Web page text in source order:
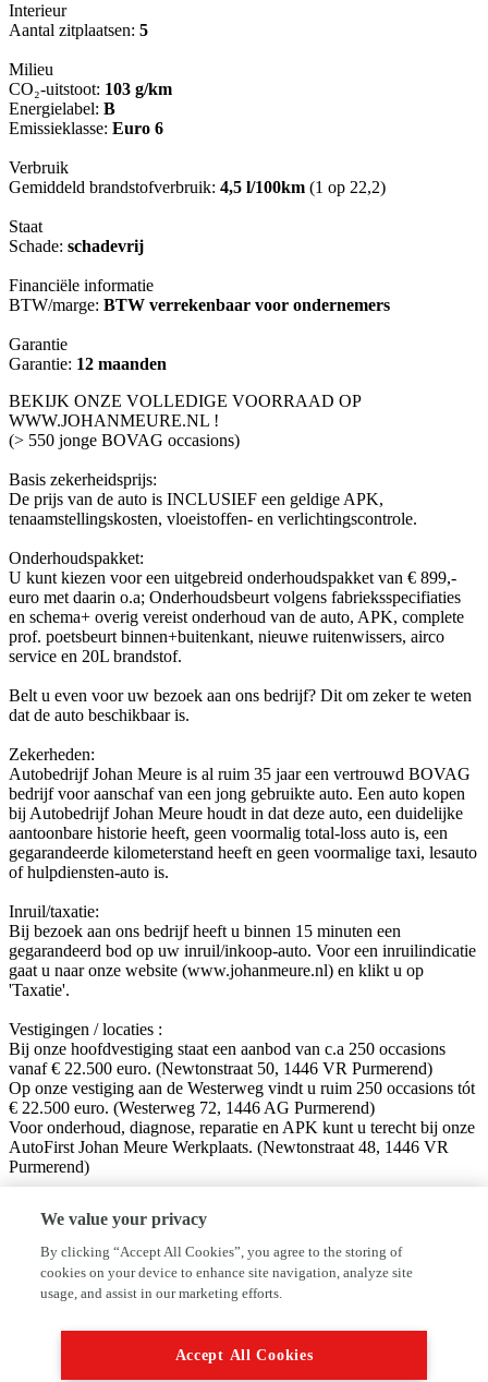
Interieur
Aantal zitplaatsen: 5
Milieu
CO₂-uitstoot: 103 g/km
Energielabel: B
Emissieklasse: Euro 6
Verbruik
Gemiddeld brandstofverbruik: 4,5 l/100km (1 op 22,2)
Staat
Schade: schadevrij
Financiële informatie
BTW/marge: BTW verrekenbaar voor ondernemers
Garantie
Garantie: 12 maanden
BEKIJK ONZE VOLLEDIGE VOORRAAD OP
WWW.JOHANMEURE.NL !
(> 550 jonge BOVAG occasions)
Basis zekerheidsprijs:
De prijs van de auto is INCLUSIEF een geldige APK,
tenaamstellingskosten, vloeistoffen- en verlichtingscontrole.
Onderhoudspakket:
U kunt kiezen voor een uitgebreid onderhoudspakket van € 899,-
euro met daarin o.a; Onderhoudsbeurt volgens fabrieksspecifiaties
en schema+ overig vereist onderhoud van de auto, APK, complete
prof. poetsbeurt binnen+buitenkant, nieuwe ruitenwissers, airco
service en 20L brandstof.
Belt u even voor uw bezoek aan ons bedrijf? Dit om zeker te weten
dat de auto beschikbaar is.
Zekerheden:
Autobedrijf Johan Meure is al ruim 35 jaar een vertrouwd BOVAG
bedrijf voor aanschaf van een jong gebruikte auto. Een auto kopen
bij Autobedrijf Johan Meure houdt in dat deze auto, een duidelijke
aantoonbare historie heeft, geen voormalig total-loss auto is, een
gegarandeerde kilometerstand heeft en geen voormalige taxi, lesauto
of hulpdiensten-auto is.
Inruil/taxatie:
Bij bezoek aan ons bedrijf heeft u binnen 15 minuten een
gegarandeerd bod op uw inruil/inkoop-auto. Voor een inruilindicatie
gaat u naar onze website (www.johanmeure.nl) en klikt u op
'Taxatie'.
Vestigingen / locaties :
Bij onze hoofdvestiging staat een aanbod van c.a 250 occasions
vanaf € 22.500 euro. (Newtonstraat 50, 1446 VR Purmerend)
Op onze vestiging aan de Westerweg vindt u ruim 250 occasions tót
€ 22.500 euro. (Westerweg 72, 1446 AG Purmerend)
Voor onderhoud, diagnose, reparatie en APK kunt u terecht bij onze
AutoFirst Johan Meure Werkplaats. (Newtonstraat 48, 1446 VR
Purmerend)
Facebook: Autobedrijf Johan Meure
Instagram: @autobedrijfjohanmeure
Hoewel aan de informatie van deze website de grootst mogelijke
dan ook. Neem altijd even contact met ons op alvorens uw vertrek
We value your privacy
By clicking “Accept All Cookies”, you agree to the storing of
cookies on your device to enhance site navigation, analyze site
usage, and assist in our marketing efforts.
Accept All Cookies